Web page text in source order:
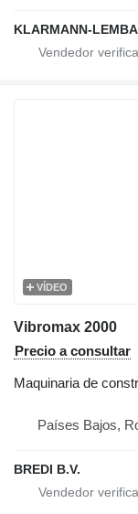
KLARMANN-
VÍDEO
Vibromax 2000
Precio a consultar
Maquinaria de
Países Bajos,
BREDI B.V.